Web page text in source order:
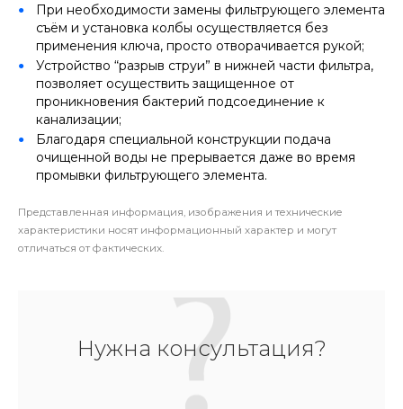
При необходимости замены фильтрующего элемента
съём и установка колбы осуществляется без
применения ключа, просто отворачивается рукой;
Устройство “разрыв струи” в нижней части фильтра,
позволяет осуществить защищенное от
проникновения бактерий подсоединение к
канализации;
Благодаря специальной конструкции подача
очищенной воды не прерывается даже во время
промывки фильтрующего элемента.
Представленная информация, изображения и технические
характеристики носят информационный характер и могут
отличаться от фактических.
Нужна консультация?